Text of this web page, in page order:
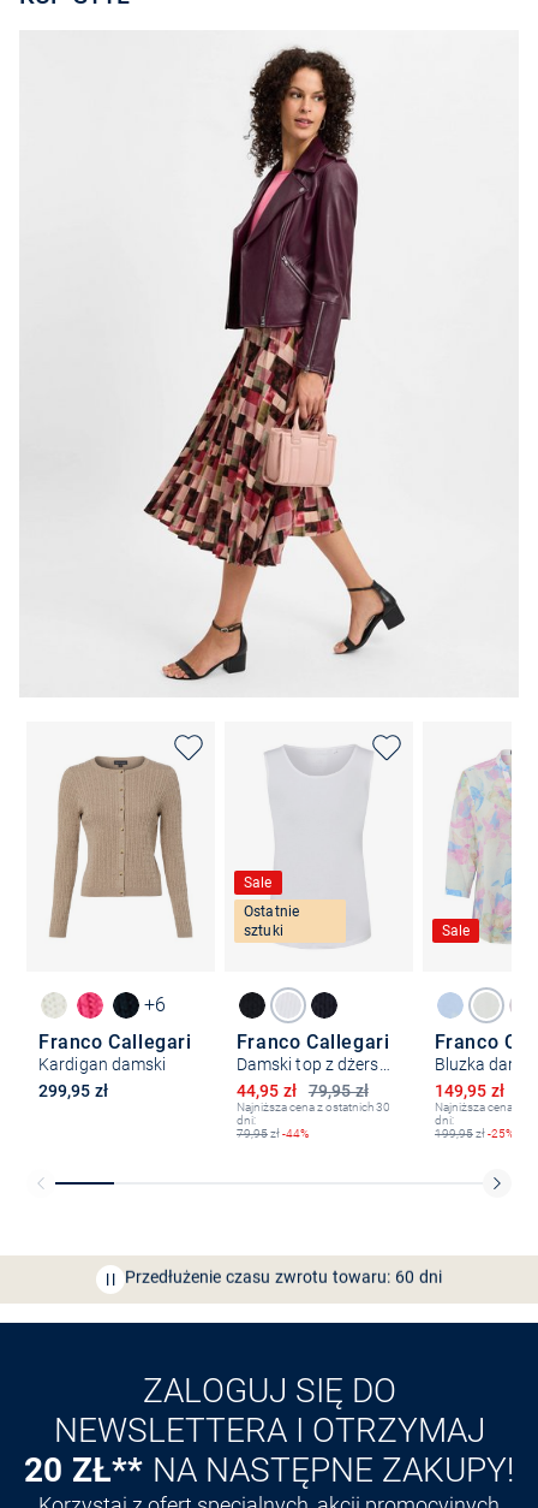
+6
Franco Callegari
Kardigan damski
299,95 zł
Sale
Ostatnie
sztuki
Franco Callegari
Damski top z dżerseju
79,95 zł
Obniżona cena
44,95 zł
Najniższa cena z ostatnich 30
dni:
79,95zł-44%
Sale
Franco
Bluzka
Obniżona
149,95 zł
Najniższa cena z
dni:
199,95zł-25%
Odkryj aplikację VANGRAAF
ZALOGUJ SIĘ DO
NEWSLETTERA I OTRZYMAJ
20 ZŁ** NA NASTĘPNE ZAKUPY!